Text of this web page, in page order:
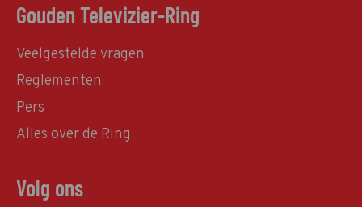
Gouden Televizier-Ring
Veelgestelde vragen
Reglementen
Pers
Alles over de Ring
Volg ons